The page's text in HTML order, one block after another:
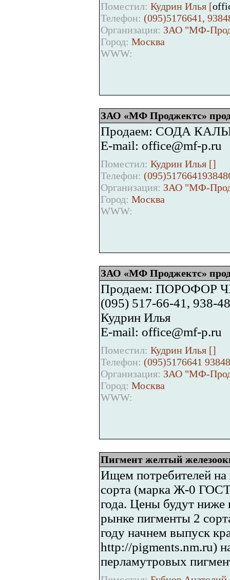
Поместил: Кудрин Илья [
Телефон: (095)5176641,
Организация: ЗАО "МФ-
Город: Москва
WWW:
ЗАО «МФ Проджектс»
Продаем: СОДА
E-mail: office@mf-p.ru
Поместил: Кудрин Илья []
Телефон:
Организация: ЗАО "МФ-
Город: Москва
WWW:
ЗАО «МФ Проджектс»
Продаем: ПОРОФОР
(095) 517-66-41, 938-
Кудрин Илья
E-mail: office@mf-p.ru
Поместил: Кудрин Илья []
Телефон: (095)5176641
Организация: ЗАО "МФ-
Город: Москва
WWW:
Пигмент желтый
Ищем потребителей
сорта (марка Ж-0
года. Цены будут ниже
рынке пигменты 2
году начнем выпуск
http://pigments.nm.ru)
перламутровых